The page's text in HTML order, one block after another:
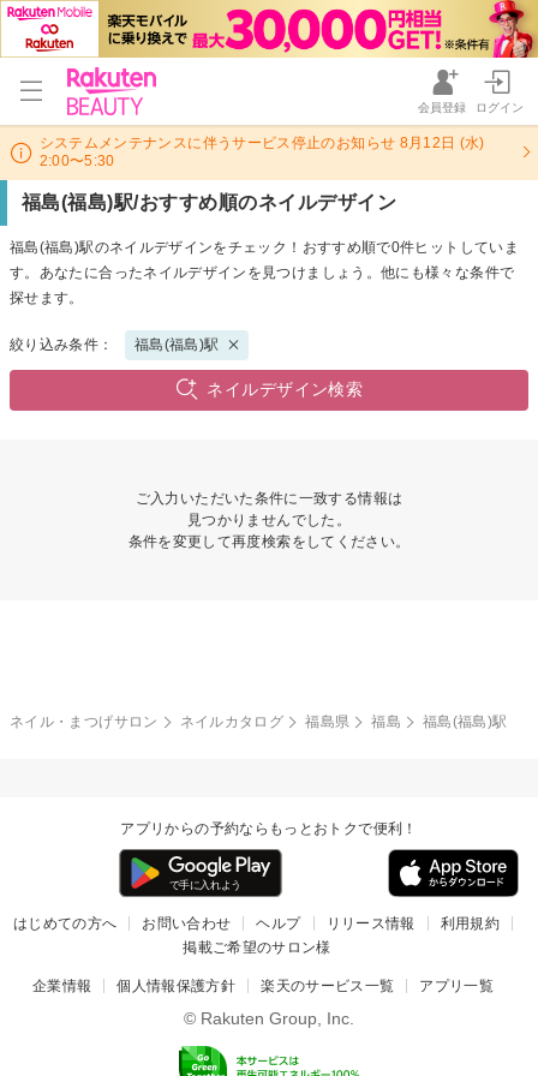
会員登録 ログイン
システムメンテナンスに伴うサービス停止のお知らせ 8月12日 (水)
2:00〜5:30
福島(福島)駅/おすすめ順のネイルデザイン
福島(福島)駅のネイルデザインをチェック！おすすめ順で0件ヒットしていま
す。あなたに合ったネイルデザインを見つけましょう。他にも様々な条件で
探せます。
絞り込み条件： 福島(福島)駅
ネイルデザイン検索
ご入力いただいた条件に一致する情報は
見つかりませんでした。
条件を変更して再度検索をしてください。
ネイル・まつげサロン ネイルカタログ 福島県 福島 福島(福島)駅
アプリからの予約ならもっとおトクで便利！
はじめての方へ お問い合わせ ヘルプ リリース情報
利用規約
掲載ご希望のサロン様
企業情報 個人情報保護方針 楽天のサービス一覧 アプリ一覧
© Rakuten Group, Inc.